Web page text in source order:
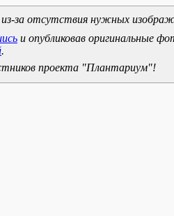
за отсутствия нужных
и опубликовав оригинальные
.
проекта "Плантариум"!